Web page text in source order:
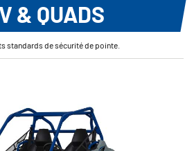
& QUADS
standards de sécurité de pointe.